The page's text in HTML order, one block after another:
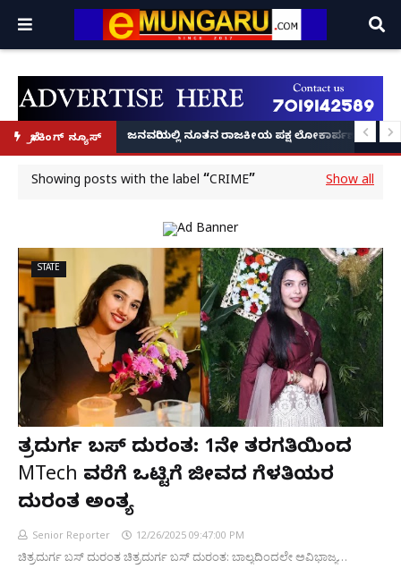
ಬ್ರೇಕಿಂಗ್ ನ್ಯೂಸ್
ಕಥೆ!
8 ಅಡಿಗೂ ಹೆಚ್ಚು ಉದ್ದದ ಕೂದಲು ಬೆಳೆಸಿ ಗಿನ್ನಿಸ್ ವಿಶ್ವ ದಾಖಲೆ ಬರೆದ ಭಾರತದ ರೇಣು
ಜನವರಿಯಲ್ಲಿ ನೂತನ ರಾಜಕೀಯ ಪಕ್ಷ ಲೋಕಾರ್ಪಣೆ – ನಟ
Showing posts with the label CRIME Show all
STATE
ಚಿತ್ರದುರ್ಗ ಬಸ್ ದುರಂತ: 1ನೇ ತರಗತಿಯಿಂದ
MTech ವರೆಗೆ ಒಟ್ಟಿಗೆ ಜೀವದ ಗೆಳತಿಯರ
ದುರಂತ ಅಂತ್ಯ
Senior Reporter 12/26/2025 09:47:00 PM
ಚಿತ್ರದುರ್ಗ ಬಸ್ ದುರಂತ ಚಿತ್ರದುರ್ಗ ಬಸ್ ದುರಂತ: ಬಾಲ್ಯದಿಂದಲೇ ಅವಿಭಾಜ್ಯ…